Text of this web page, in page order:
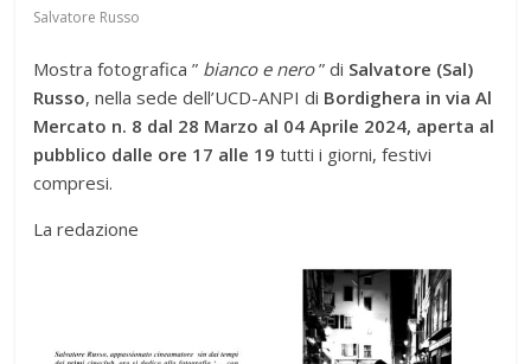
Salvatore Russo
Mostra fotografica ” bianco e nero” di Salvatore (Sal)
Russo, nella sede dell’UCD-ANPI di Bordighera in via Al
Mercato n. 8 dal 28 Marzo al 04 Aprile 2024, aperta al
pubblico dalle ore 17 alle 19 tutti i giorni, festivi
compresi.
La redazione